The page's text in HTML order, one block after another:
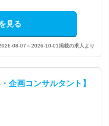
見る
08-07～2026-10-01掲載の求人より
企画コンサルタント】